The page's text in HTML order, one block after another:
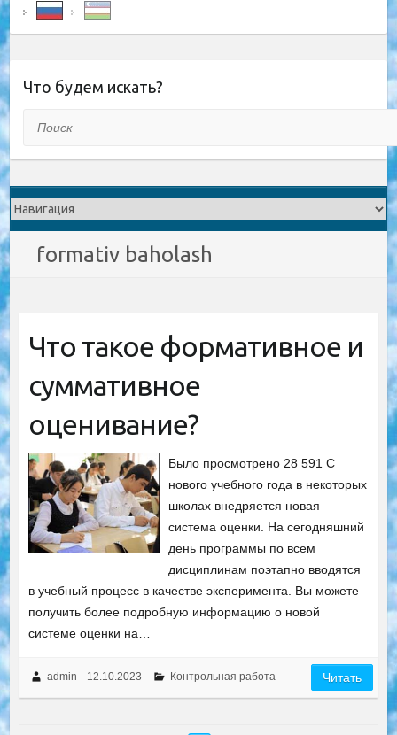
Что будем искать?
formativ baholash
Что такое формативное и
суммативное
оценивание?
Было просмотрено 28 591 С
нового учебного года в некоторых
школах внедряется новая
система оценки. На сегодняшний
день программы по всем
дисциплинам поэтапно вводятся
в учебный процесс в качестве эксперимента. Вы можете
получить более подробную информацию о новой
системе оценки на…
admin 12.10.2023 Контрольная работа Читать